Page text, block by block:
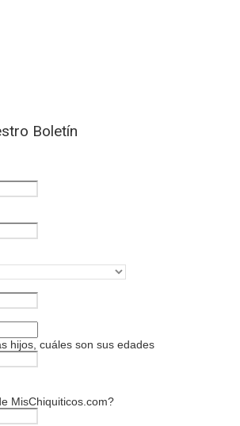
Boletín
hijos, cuáles son sus edades
MisChiquiticos.com?